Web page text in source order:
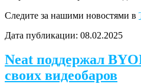
Следите за нашими новостями в
Дата публикации: 08.02.2025
Neat поддержал
своих видеобаров